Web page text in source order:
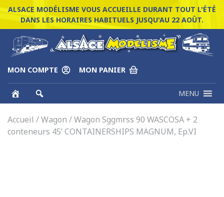
ALSACE MODÉLISME VOUS ACCUEILLE DURANT TOUT L'ÉTÉ
DANS LES HORAIRES HABITUELS JUSQU'AU 22 AOÛT.
MON COMPTE MON PANIER
MENU
Accueil /Wagon / Wagon Sggmrss 90 WASCOSA + 2
conteneurs 45’ CONTAINERSHIPS MAGNUM, Ep.VI